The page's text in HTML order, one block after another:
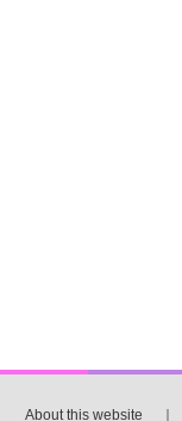
About this website ｜